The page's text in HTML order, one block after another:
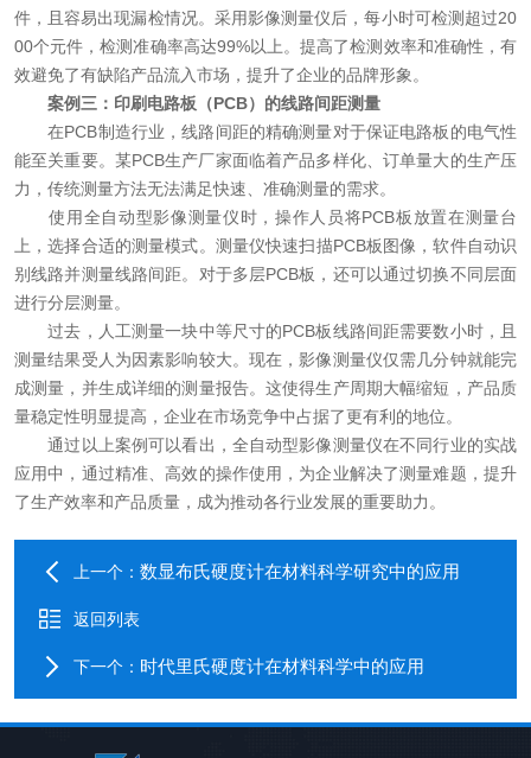
件，且容易出现漏检情况。采用影像测量仪后，每小时可检测超过20
00个元件，检测准确率高达99%以上。提高了检测效率和准确性，有
效避免了有缺陷产品流入市场，提升了企业的品牌形象。
案例三：印刷电路板（PCB）的线路间距测量
在PCB制造行业，线路间距的精确测量对于保证电路板的电气性
能至关重要。某PCB生产厂家面临着产品多样化、订单量大的生产压
力，传统测量方法无法满足快速、准确测量的需求。
使用全自动型影像测量仪时，操作人员将PCB板放置在测量台
上，选择合适的测量模式。测量仪快速扫描PCB板图像，软件自动识
别线路并测量线路间距。对于多层PCB板，还可以通过切换不同层面
进行分层测量。
过去，人工测量一块中等尺寸的PCB板线路间距需要数小时，且
测量结果受人为因素影响较大。现在，影像测量仪仅需几分钟就能完
成测量，并生成详细的测量报告。这使得生产周期大幅缩短，产品质
量稳定性明显提高，企业在市场竞争中占据了更有利的地位。
通过以上案例可以看出，全自动型影像测量仪在不同行业的实战
应用中，通过精准、高效的操作使用，为企业解决了测量难题，提升
了生产效率和产品质量，成为推动各行业发展的重要助力。
上一个： 数显布氏硬度计在材料科学研究中的应用
返回列表
下一个： 时代里氏硬度计在材料科学中的应用